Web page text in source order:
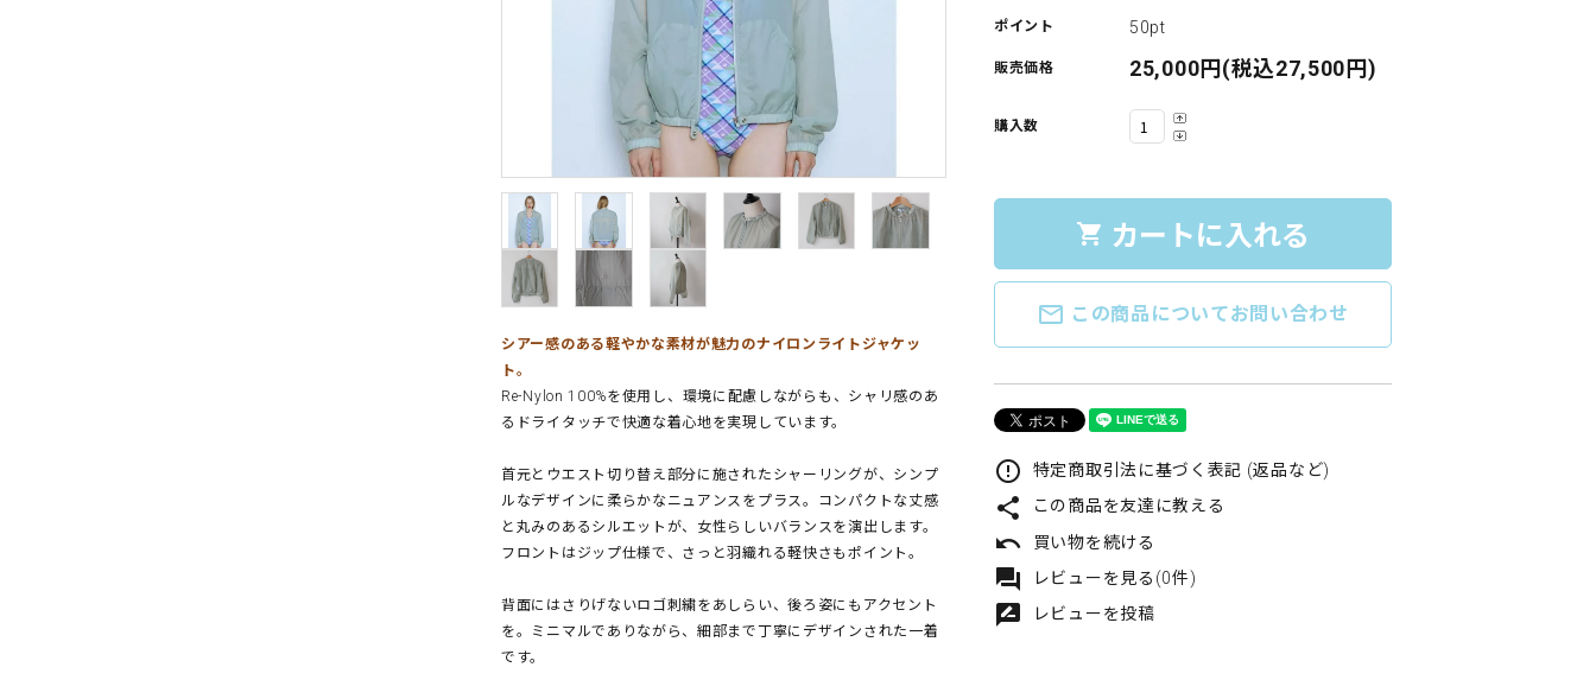
シアー感のある軽やかな素材が魅力のナイロンライトジャケッ
ト。
Re-Nylon 100%を使用し、環境に配慮しながらも、シャリ感のあ
るドライタッチで快適な着心地を実現しています。
首元とウエスト切り替え部分に施されたシャーリングが、シンプ
ルなデザインに柔らかなニュアンスをプラス。コンパクトな丈感
と丸みのあるシルエットが、女性らしいバランスを演出します。
フロントはジップ仕様で、さっと羽織れる軽快さもポイント。
背面にはさりげないロゴ刺繍をあしらい、後ろ姿にもアクセント
を。ミニマルでありながら、細部まで丁寧にデザインされた一着
です。
ポイント 50pt
販売価格 25,000円(税込27,500円)
購入数
shopping_cart カートに入れる
mail_outline この商品についてお問い合わせ
error_outline 特定商取引法に基づく表記 (返品など)
share この商品を友達に教える
undo 買い物を続ける
forum レビューを見る(0件)
rate_review レビューを投稿